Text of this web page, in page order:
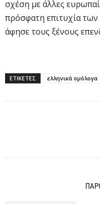
σχέση με άλλες
πρόσφατη επιτυχία
άφησε τους ξένους
ΕΤΙΚΕΤΕΣ ελληνικά ομόλογα